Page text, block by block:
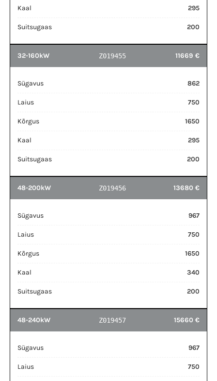
Kaal 295
Suitsugaas 200
32-160kW Z019455 11669 €
Sügavus 862
Laius 750
Kõrgus 1650
Kaal 295
Suitsugaas 200
48-200kW Z019456 13680 €
Sügavus 967
Laius 750
Kõrgus 1650
Kaal 340
Suitsugaas 200
48-240kW Z019457 15660 €
Sügavus 967
Laius 750